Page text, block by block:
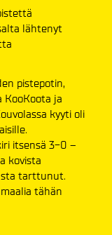
lähtenyt
pistepotin,
ja
kyyti oli
itsensä 3-0 –
kovista
tarttunut.
tähän